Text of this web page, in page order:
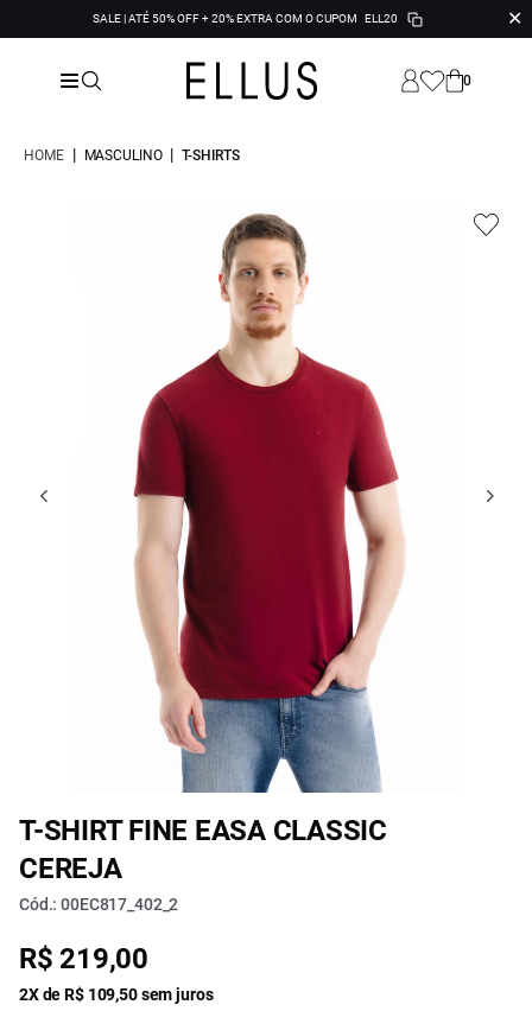
SALE | ATÉ 50% OFF + 20% EXTRA COM O CUPOM ELL20 ✕
0
HOME | MASCULINO | T-SHIRTS
T-SHIRT FINE EASA CLASSIC
CEREJA
Cód.: 00EC817_402_2
R$ 219,00
2X de R$ 109,50 sem juros